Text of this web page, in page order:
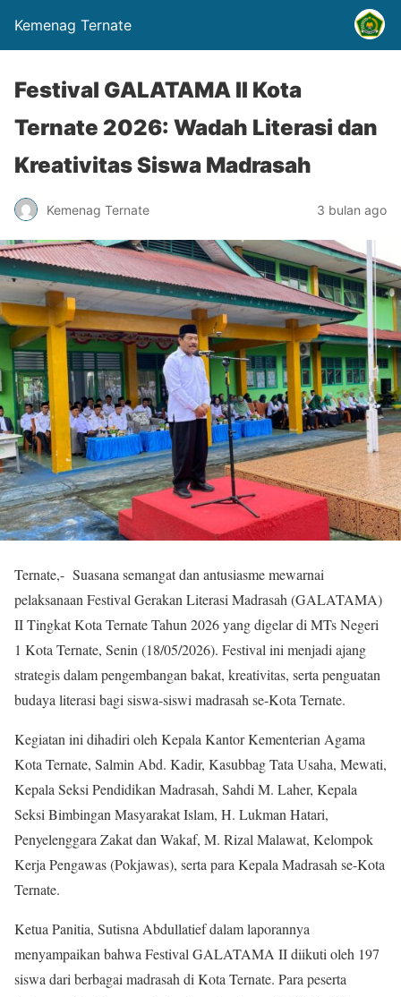
Kemenag Ternate
Festival GALATAMA II Kota
Ternate 2026: Wadah Literasi dan
Kreativitas Siswa Madrasah
Kemenag Ternate 3 bulan ago
Ternate,- Suasana semangat dan antusiasme mewarnai
pelaksanaan Festival Gerakan Literasi Madrasah (GALATAMA)
II Tingkat Kota Ternate Tahun 2026 yang digelar di MTs Negeri
1 Kota Ternate, Senin (18/05/2026). Festival ini menjadi ajang
strategis dalam pengembangan bakat, kreativitas, serta penguatan
budaya literasi bagi siswa-siswi madrasah se-Kota Ternate.
Kegiatan ini dihadiri oleh Kepala Kantor Kementerian Agama
Kota Ternate, Salmin Abd. Kadir, Kasubbag Tata Usaha, Mewati,
Kepala Seksi Pendidikan Madrasah, Sahdi M. Laher, Kepala
Seksi Bimbingan Masyarakat Islam, H. Lukman Hatari,
Penyelenggara Zakat dan Wakaf, M. Rizal Malawat, Kelompok
Kerja Pengawas (Pokjawas), serta para Kepala Madrasah se-Kota
Ternate.
Ketua Panitia, Sutisna Abdullatief dalam laporannya
menyampaikan bahwa Festival GALATAMA II diikuti oleh 197
siswa dari berbagai madrasah di Kota Ternate. Para peserta